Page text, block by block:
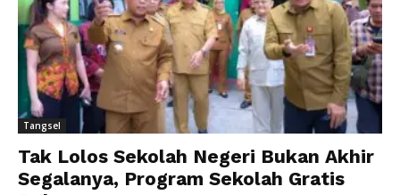
Tangsel
Tak Lolos Sekolah Negeri Bukan Akhir
Segalanya, Program Sekolah Gratis